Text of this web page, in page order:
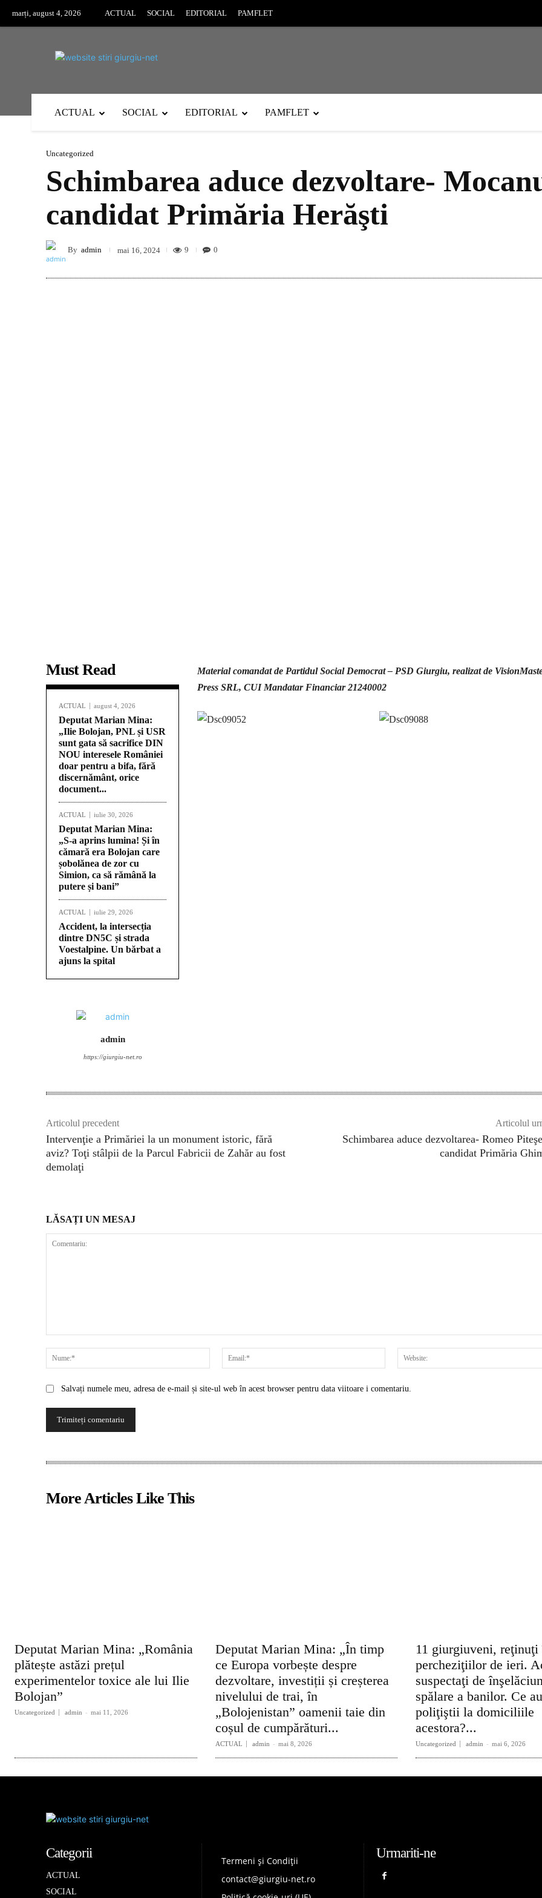
marți, august 4, 2026 ACTUAL SOCIAL EDITORIAL PAMFLET
ACTUAL SOCIAL EDITORIAL PAMFLET
Uncategorized
Schimbarea aduce dezvoltare-
candidat Primăria Herăşti
By admin mai 16, 2024 9 0
Must Read
ACTUAL august 4, 2026
Deputat Marian Mina:
„Ilie Bolojan, PNL și USR
sunt gata să sacrifice DIN
NOU interesele României
doar pentru a bifa, fără
discernământ, orice
document...
ACTUAL iulie 30, 2026
Deputat Marian Mina:
„S-a aprins lumina! Și în
cămară era Bolojan care
șobolănea de zor cu
Simion, ca să rămână la
putere și bani”
ACTUAL iulie 29, 2026
Accident, la intersecția
dintre DN5C și strada
Voestalpine. Un bărbat a
ajuns la spital
admin
https://giurgiu-net.ro
Material comandat de Partidul Social Democrat – PSD Giurgiu, realizat de
Press SRL, CUI Mandatar Financiar 21240002
Articolul precedent
Intervenţie a Primăriei la un monument istoric, fără
aviz? Toţi stâlpii de la Parcul Fabricii de Zahăr au fost
demolaţi
Articolul
Schimbarea aduce dezvoltarea- Romeo
candidat Primăria
LĂSAȚI UN MESAJ
Nume:*
Email:*
Salvați numele meu, adresa de e-mail și site-ul web în acest browser pentru data viitoare i comentariu.
More Articles Like This
Deputat Marian Mina: „România
plătește astăzi prețul
experimentelor toxice ale lui Ilie
Bolojan”
Uncategorized admin - mai 11, 2026
Deputat Marian Mina: „În timp
ce Europa vorbește despre
dezvoltare, investiții și creșterea
nivelului de trai, în
„Bolojenistan” oamenii taie din
coșul de cumpărături...
ACTUAL admin - mai 8, 2026
11 giurgiuveni, reţinuţi
percheziţiilor de ieri.
suspectaţi de
spălare a banilor. Ce
poliţiştii la domiciliile
acestora?...
Uncategorized admin - mai 6, 2026
Categorii
ACTUAL
SOCIAL
Termeni și Condiții
contact@giurgiu-net.ro
Urmariti-ne